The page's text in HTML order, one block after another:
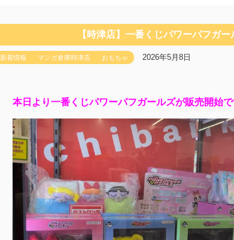
【時津店】一番くじパワーパフガー
新着情報 マンガ倉庫時津店 おもちゃ 2026年5月8日
本日より一番くじパワーパフガールズが販売開始